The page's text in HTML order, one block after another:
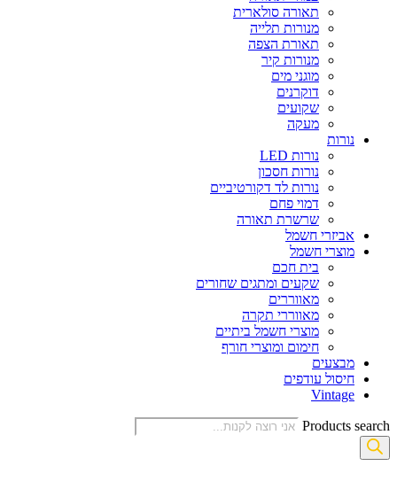
תאורה סולארית
מנורות תלייה
תאורת הצפה
מנורות קיר
מוגני מים
דוקרנים
שקועים
מעקה
נורות
נורות LED
נורות חסכון
נורות לד דקורטיביים
דמוי פחם
שרשרת תאורה
אביזרי חשמל
מוצרי חשמל
בית חכם
שקעים ומתגים שחורים
מאווררים
מאווררי תקרה
מוצרי חשמל ביתיים
חימום ומוצרי חורף
מבצעים
חיסול עודפים
Vintage
Products search